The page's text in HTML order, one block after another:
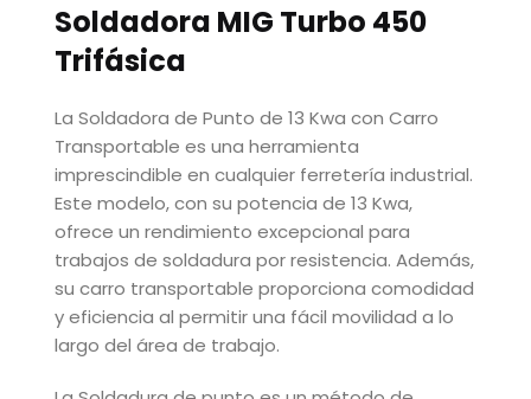
Soldadora MIG Turbo 450
Trifásica
La Soldadora de Punto de 13 Kwa con Carro
Transportable es una herramienta
imprescindible en cualquier ferretería industrial.
Este modelo, con su potencia de 13 Kwa,
ofrece un rendimiento excepcional para
trabajos de soldadura por resistencia. Además,
su carro transportable proporciona comodidad
y eficiencia al permitir una fácil movilidad a lo
largo del área de trabajo.